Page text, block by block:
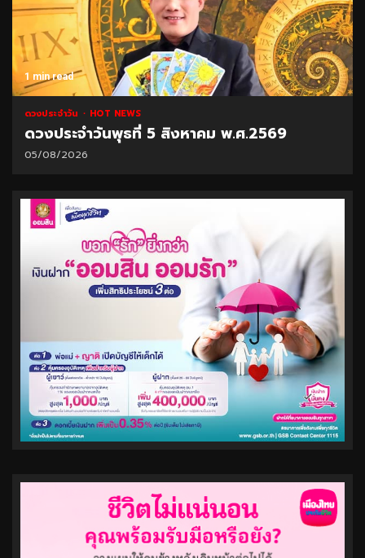
1 min read
ดวงประจำวัน HOT NEWS
ดวงประจำวันพุธที่ 5 สิงหาคม พ.ศ.2569
05/08/2026